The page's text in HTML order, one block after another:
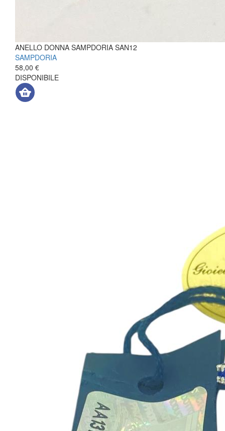
ANELLO DONNA SAMPDORIA SAN12
SAMPDORIA
58,00 €
DISPONIBILE